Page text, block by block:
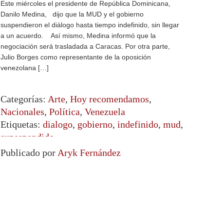
Este miércoles el presidente de República Dominicana,
Danilo Medina, dijo que la MUD y el gobierno
suspendieron el diálogo hasta tiempo indefinido, sin llegar
a un acuerdo. Así mismo, Medina informó que la
negociación será trasladada a Caracas. Por otra parte,
Julio Borges como representante de la oposición
venezolana […]
Categorías: Arte, Hoy recomendamos,
Nacionales, Política, Venezuela
Etiquetas: dialogo, gobierno, indefinido, mud,
supespendido
Publicado por Aryk Fernández